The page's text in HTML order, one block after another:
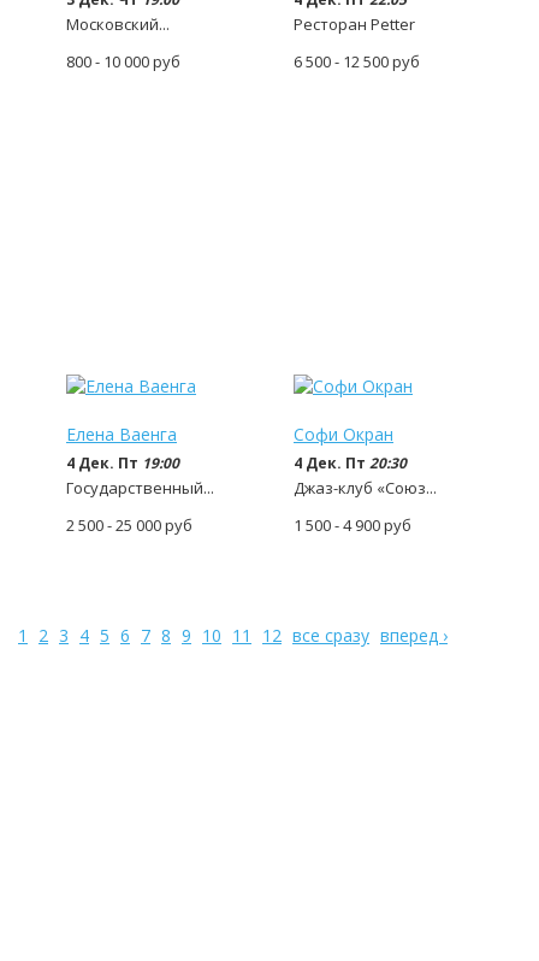
Московский...
800 - 10 000руб
Ресторан Petter
6 500 - 12 500руб
Елена Ваенга
4 Дек. Пт 19:00
Государственный...
2 500 - 25 000руб
Софи Окран
4 Дек. Пт 20:30
Джаз-клуб «Союз...
1 500 - 4 900руб
1 2 3 4 5 6 7 8 9 10 11 12 все сразу вперед ›